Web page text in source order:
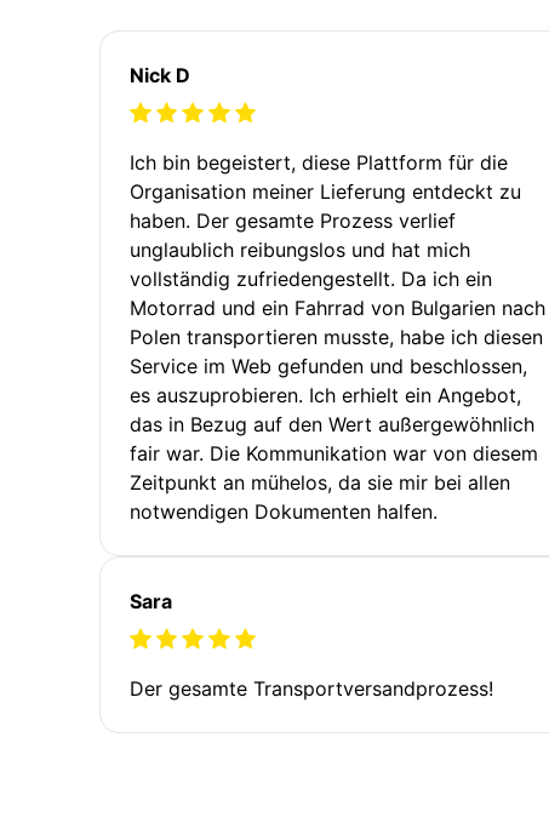
Nick D
Ich bin begeistert, diese Plattform für die
Organisation meiner Lieferung entdeckt zu
haben. Der gesamte Prozess verlief
unglaublich reibungslos und hat mich
vollständig zufriedengestellt. Da ich ein
Motorrad und ein Fahrrad von Bulgarien nach
Polen transportieren musste, habe ich diesen
Service im Web gefunden und beschlossen,
es auszuprobieren. Ich erhielt ein Angebot,
das in Bezug auf den Wert außergewöhnlich
fair war. Die Kommunikation war von diesem
Zeitpunkt an mühelos, da sie mir bei allen
notwendigen Dokumenten halfen.
Sara
Der gesamte Transportversandprozess!